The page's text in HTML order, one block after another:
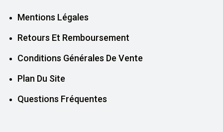
Mentions Légales
Retours Et Remboursement
Conditions Générales De Vente
Plan Du Site
Questions Fréquentes